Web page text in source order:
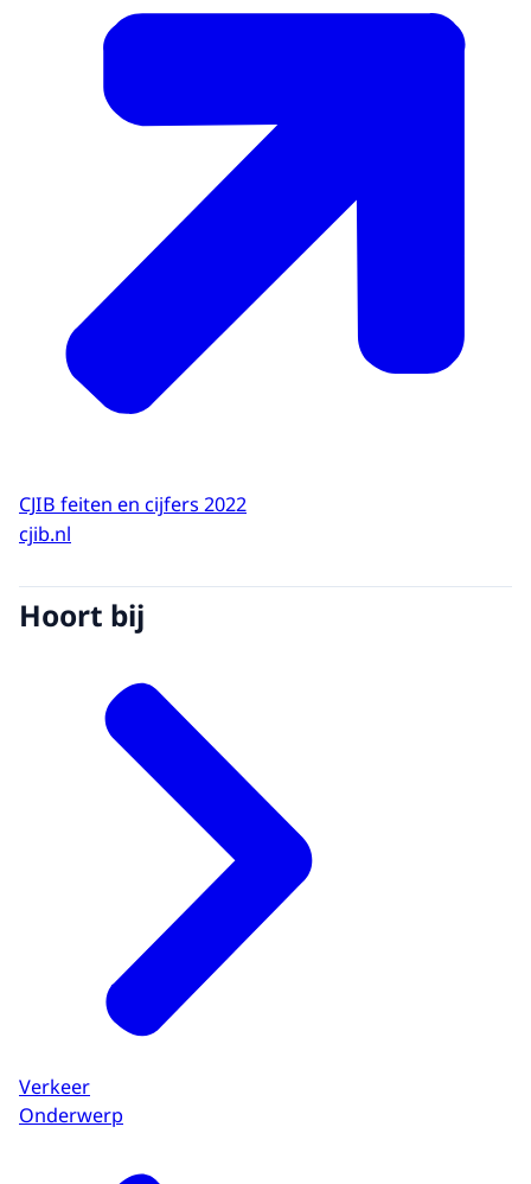
CJIB feiten en cijfers 2022
cjib.nl
Hoort bij
Verkeer
Onderwerp